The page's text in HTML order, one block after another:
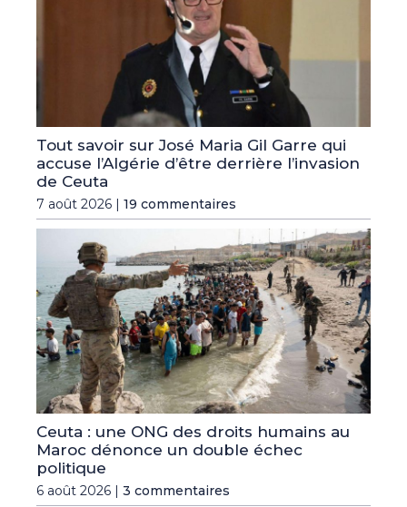
Tout savoir sur José Maria Gil Garre qui
accuse l’Algérie d’être derrière l’invasion
de Ceuta
7 août 2026 | 19 commentaires
Ceuta : une ONG des droits humains au
Maroc dénonce un double échec
politique
6 août 2026 | 3 commentaires